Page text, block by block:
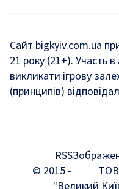
Комуналка
Хроніки війни
Мегаполіс
Сайт bigkyiv.com.ua
21 року (21+). Участь
викликати ігрову
(принципів)
RSS
© 2015 -
ТОВ